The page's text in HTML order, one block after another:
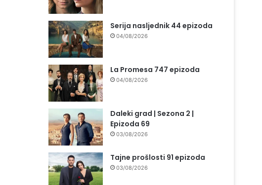
Serija nasljednik 44 epizoda
04/08/2026
La Promesa 747 epizoda
04/08/2026
Daleki grad | Sezona 2 |
Epizoda 69
03/08/2026
Tajne prošlosti 91 epizoda
03/08/2026